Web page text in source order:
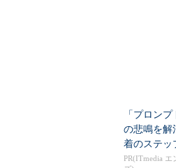
「プロンプ
の悲鳴を
着のステッ
PR(ITmedia エ